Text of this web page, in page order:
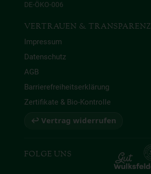
DE-ÖKO-006
VERTRAUEN & TRANSPARENZ
Impressum
Datenschutz
AGB
Barrierefreiheitserklärung
Zertifikate & Bio-Kontrolle
↩ Vertrag widerrufen
FOLGE UNS